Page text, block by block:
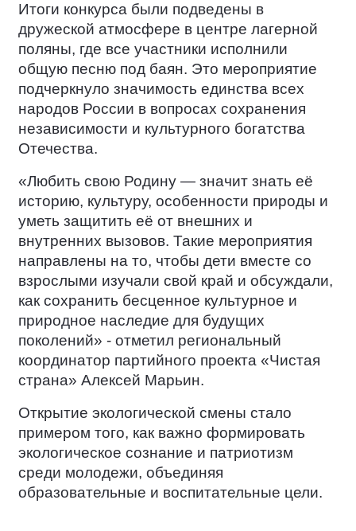
Итоги конкурса были подведены в
дружеской атмосфере в центре лагерной
поляны, где все участники исполнили
общую песню под баян. Это мероприятие
подчеркнуло значимость единства всех
народов России в вопросах сохранения
независимости и культурного богатства
Отечества.
«Любить свою Родину — значит знать её
историю, культуру, особенности природы и
уметь защитить её от внешних и
внутренних вызовов. Такие мероприятия
направлены на то, чтобы дети вместе со
взрослыми изучали свой край и обсуждали,
как сохранить бесценное культурное и
природное наследие для будущих
поколений» - отметил региональный
координатор партийного проекта «Чистая
страна» Алексей Марьин.
Открытие экологической смены стало
примером того, как важно формировать
экологическое сознание и патриотизм
среди молодежи, объединяя
образовательные и воспитательные цели.